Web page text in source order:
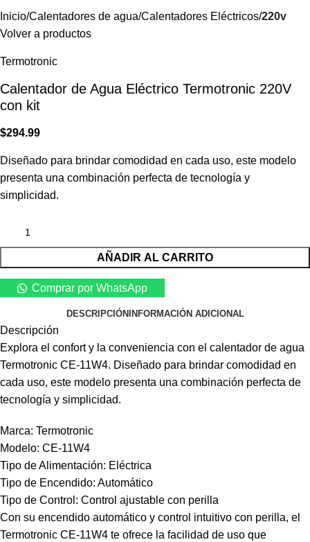
Inicio Calentadores de agua Calentadores Eléctricos 220v
Volver a productos
Termotronic
Calentador de Agua Eléctrico Termotronic 220V
con kit
$294.99
Diseñado para brindar comodidad en cada uso, este modelo
presenta una combinación perfecta de tecnología y
simplicidad.
AÑADIR AL CARRITO
Comprar por WhatsApp
DESCRIPCIÓN INFORMACIÓN ADICIONAL
Descripción
Explora el confort y la conveniencia con el calentador de agua
Termotronic CE-11W4. Diseñado para brindar comodidad en
cada uso, este modelo presenta una combinación perfecta de
tecnología y simplicidad.
Marca: Termotronic
Modelo: CE-11W4
Tipo de Alimentación: Eléctrica
Tipo de Encendido: Automático
Tipo de Control: Control ajustable con perilla
Con su encendido automático y control intuitivo con perilla, el
Termotronic CE-11W4 te ofrece la facilidad de uso que